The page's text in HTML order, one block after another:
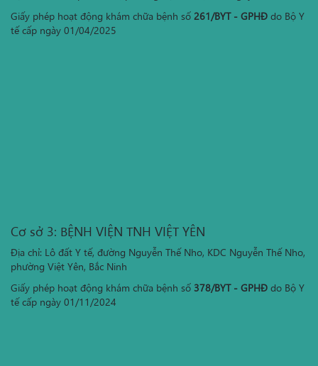
Giấy phép hoạt động khám chữa bệnh số 261/BYT - GPHĐ do Bộ Y
tế cấp ngày 01/04/2025
Cơ sở 3: BỆNH VIỆN TNH VIỆT YÊN
Địa chỉ: Lô đất Y tế, đường Nguyễn Thế Nho, KDC Nguyễn Thế Nho,
phường Việt Yên, Bắc Ninh
Giấy phép hoạt động khám chữa bệnh số 378/BYT - GPHĐ do Bộ Y
tế cấp ngày 01/11/2024